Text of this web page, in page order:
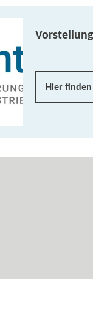
Hier finden